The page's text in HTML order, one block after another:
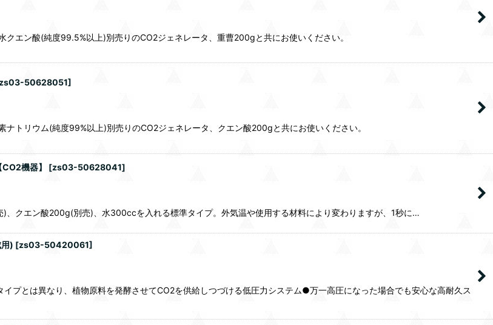
ン酸(純度99.5%以上)別売りのCO2ジェネレータ、重曹200gと共にお使いください。
zs03-50628051]
リウム(純度99%以上)別売りのCO2ジェネレータ、クエン酸200gと共にお使いください。
機器】 [zs03-50628041]
クエン酸200g(別売)、水300ccを入れる標準タイプ。外気温や使用する材料により変わりますが、1秒に…
) [zs03-50420061]
プとは異なり、植物原料を発酵させてCO2を供給しつづける低圧力システム●万一高圧になった場合でも安心な高耐久ス